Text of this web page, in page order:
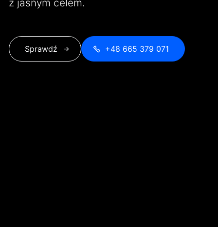
z jasnym celem.
Sprawdź +48 665 379 071